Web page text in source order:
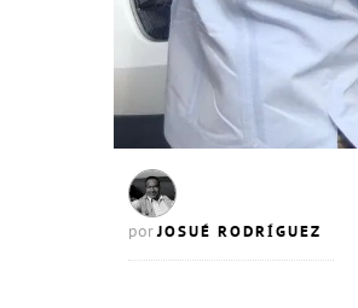
porJOSUÉ RODRÍGUEZ